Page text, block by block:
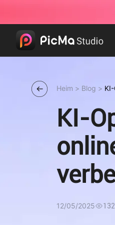
Heim > Blog >
KI-
12/05/2025 132